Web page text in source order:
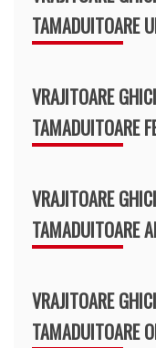
TAMADUITOARE
VRAJITOARE
TAMADUITOARE
VRAJITOARE
TAMADUITOARE
VRAJITOARE
TAMADUITOARE